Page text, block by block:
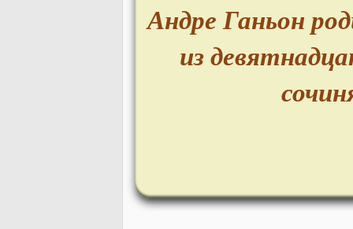
Андре Ганьон
из